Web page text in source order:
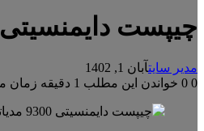
چیپست دایمنسیتی 9300 مدیاتک با رکوردشکنی در آنتوتو رؤیت شد
مدیر سایتآبان 1, 1402
0
خواندن این مطلب 1 دقیقه زمان میبرد